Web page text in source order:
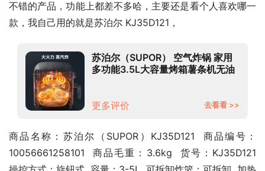
不错的产品，功能上都差不多哈，主要还是看个人喜欢哪一
款，我自己用的就是苏泊尔 KJ35D121，
苏泊尔（SUPOR） 空气炸锅 家用
多功能3.5L大容量烤箱薯条机无油
更多评价
去看看 >>
商品名称：苏泊尔（SUPOR）KJ35D121  商品编号：
10056661258101  商品毛重：3.6kg  货号：KJ35D121